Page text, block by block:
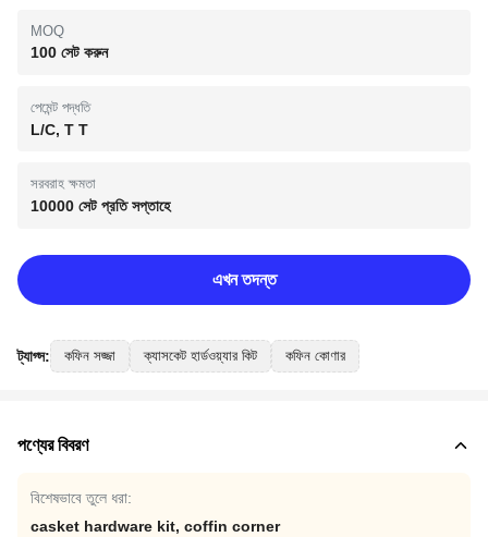
MOQ
100 সেট করুন
পেমেন্ট পদ্ধতি
L/C, T T
সরবরাহ ক্ষমতা
10000 সেট প্রতি সপ্তাহে
এখন তদন্ত
ট্যাগ্স: কফিন সজ্জা ক্যাসকেট হার্ডওয়্যার কিট কফিন কোণার
পণ্যের বিবরণ
বিশেষভাবে তুলে ধরা:
casket hardware kit, coffin corner